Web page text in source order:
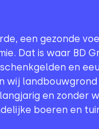
een gezonde
Dat is waar BD
en
wij landbouwgrond
en zonder
boeren en